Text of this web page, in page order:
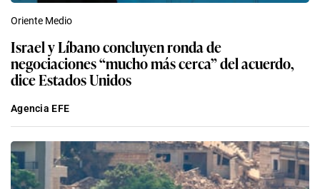
Oriente Medio
Israel y Líbano concluyen ronda de
negociaciones “mucho más cerca” del acuerdo,
dice Estados Unidos
Agencia EFE